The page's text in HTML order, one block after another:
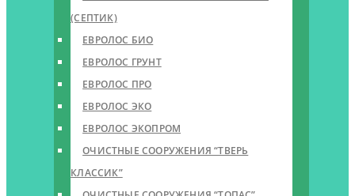
(СЕПТИК)
ЕВРОЛОС БИО
ЕВРОЛОС ГРУНТ
ЕВРОЛОС ПРО
ЕВРОЛОС ЭКО
ЕВРОЛОС ЭКОПРОМ
ОЧИСТНЫЕ СООРУЖЕНИЯ “ТВЕРЬ
КЛАССИК”